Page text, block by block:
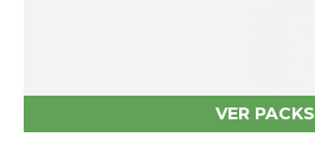
VER PACKS